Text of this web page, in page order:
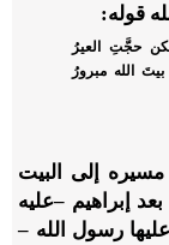
­قوله:
حجَّتِ العيرُ
الله مبرورُ
إلى البيت
إبراهيم –عليه
رسول الله –